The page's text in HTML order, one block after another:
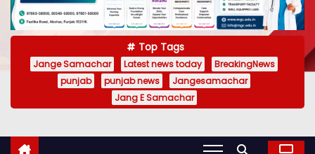
Top Tags
Jange Samachar Latest news today
BreakingNews
punjab
punjab news
Jangesamachar
Jang E Samachar